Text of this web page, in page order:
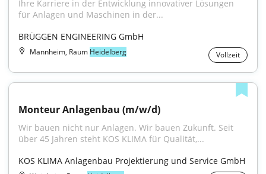
Ihre Karriere in der Entwicklung innovativer Lösungen
für Anlagen und Maschinen in der...
BRÜGGEN ENGINEERING GmbH
Mannheim, Raum Heidelberg Vollzeit
Monteur Anlagenbau (m/w/d)
Wir bauen nicht nur Anlagen. Wir bauen Zukunft. Seit
über 45 Jahren steht KOS KLIMA für Qualität,...
KOS KLIMA Anlagenbau Projektierung und Service GmbH